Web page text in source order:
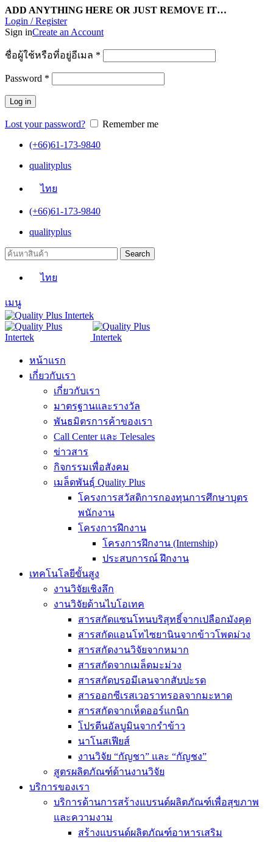
ADD ANYTHING HERE OR JUST REMOVE IT…
Login / Register
Sign inCreate an Account
ชื่อผู้ใช้หรือที่อยู่อีเมล *
Password *
Log in
Lost your password?
Remember me
(+66)61-173-9840
qualityplus
ไทย
(+66)61-173-9840
qualityplus
Search
ไทย
เมนู
หน้าแรก
เกี่ยวกับเรา
เกี่ยวกับเรา
มาตรฐานและรางวัล
พันธมิตรการค้าของเรา
Call Center และ Telesales
ข่าวสาร
กิจกรรมเพื่อสังคม
เมล็ดพันธุ์ Quality Plus
โครงการสวัสดิการกองทุนการศึกษาบุตร
พนักงาน
โครงการฝึกงาน
โครงการฝึกงาน (Internship)
ประสบการณ์ ฝึกงาน
เทคโนโลยีขั้นสูง
งานวิจัยเชิงลึก
งานวิจัยด้านไบโอเทค
สารสกัดแซนโทนบริสุทธิ์จากเปลือกมังคุด
สารสกัดแอนโทไซยานินจากข้าวโพดม่วง
สารสกัดงานวิจัยจากหมาก
สารสกัดจากเมล็ดมะม่วง
สารสกัดบรอมีเลนจากสับปะรด
สารออกซีเรสเวอราทรอลจากมะหาด
สารสกัดจากเห็ดออร์แกนิก
โปรตีนอัลบูมินจากรำข้าว
นาโนสเฟียส์
งานวิจัย “กัญชา” และ “กัญชง”
สูตรผลิตภัณฑ์ด้านงานวิจัย
บริการของเรา
บริการด้านการสร้างแบรนด์ผลิตภัณฑ์เพื่อสุขภาพ
และความงาม
สร้างแบรนด์ผลิตภัณฑ์อาหารเสริม